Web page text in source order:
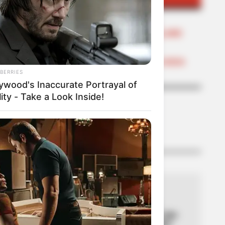
EMERGENCIAS POR LLUVIAS
FUERTES LLUVIAS
LIGA BETPLAY
METRO DE MEDELLÍN
CORTES DE LUZ
CORTES DE AGUA
LO MÁS LEÍDO
01TEMBLOR EN BOGOTÁ
Tembló en municipio de
Cundinamarca ubicado a dos
Inaccurate Portrayal of
- Take a Look Inside!